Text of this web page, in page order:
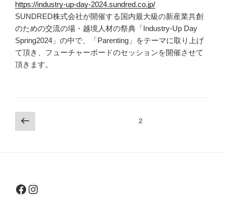
https://industry-up-day-2024.sundred.co.jp/
SUNDRED株式会社が開催する国内最大級の新産業共創
のための交流の場・越境人材の祭典「Industry-Up Day
Spring2024」の中で、「Parenting」をテーマに取り上げ
て頂き、フューチャーボードのセッションを開催させて
頂きます。
投
稿
ジ
前
の
固定ページ2
Facebook
Instagram